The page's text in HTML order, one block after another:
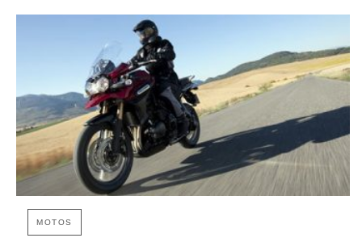
MOTOS